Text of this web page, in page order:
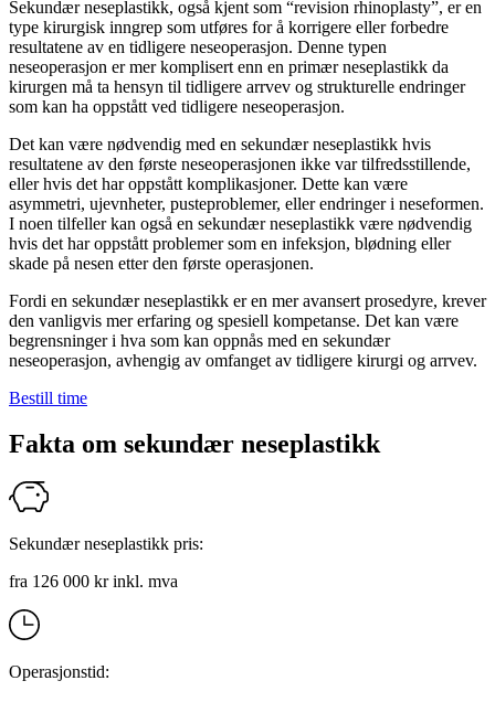
Sekundær neseplastikk, også kjent som “revision rhinoplasty”, er en
type kirurgisk inngrep som utføres for å korrigere eller forbedre
resultatene av en tidligere neseoperasjon. Denne typen
neseoperasjon er mer komplisert enn en primær neseplastikk da
kirurgen må ta hensyn til tidligere arrvev og strukturelle endringer
som kan ha oppstått ved tidligere neseoperasjon.
Det kan være nødvendig med en sekundær neseplastikk hvis
resultatene av den første neseoperasjonen ikke var tilfredsstillende,
eller hvis det har oppstått komplikasjoner. Dette kan være
asymmetri, ujevnheter, pusteproblemer, eller endringer i neseformen.
I noen tilfeller kan også en sekundær neseplastikk være nødvendig
hvis det har oppstått problemer som en infeksjon, blødning eller
skade på nesen etter den første operasjonen.
Fordi en sekundær neseplastikk er en mer avansert prosedyre, krever
den vanligvis mer erfaring og spesiell kompetanse. Det kan være
begrensninger i hva som kan oppnås med en sekundær
neseoperasjon, avhengig av omfanget av tidligere kirurgi og arrvev.
Bestill time
Fakta om sekundær neseplastikk
Sekundær neseplastikk pris:
fra 126 000 kr inkl. mva
Operasjonstid: